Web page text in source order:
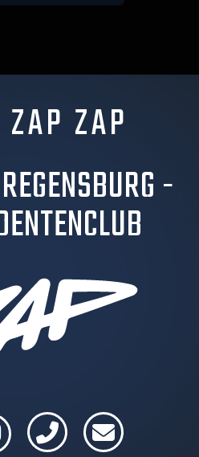
ZAP
-
fab
fas
fas